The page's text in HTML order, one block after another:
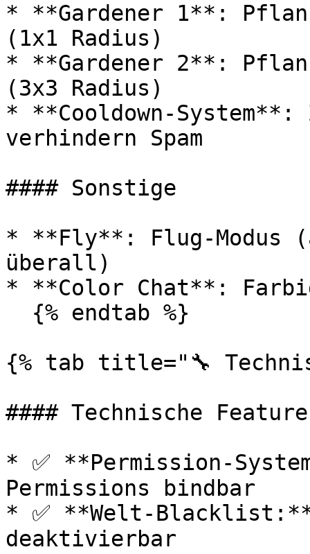
* **Gardener 1**:
(1x1 Radius)
* **Gardener 2**:
(3x3 Radius)
* **Cooldown-
verhindern Spam
#### Sonstige
* **Fly**: Flug-Modus
überall)
* **Color Chat**:
{% tab title="🔧
#### Technische
* ✅ **Permission-
Permissions bindbar
* ✅ **Welt-
deaktivierbar